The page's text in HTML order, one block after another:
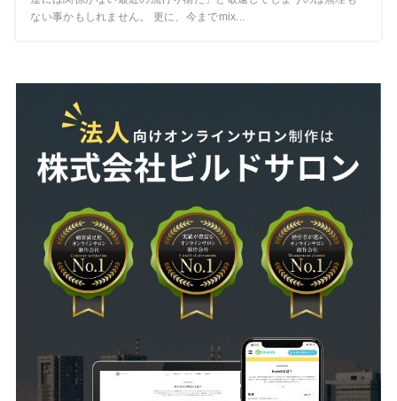
ない事かもしれません。 更に、今までmix...